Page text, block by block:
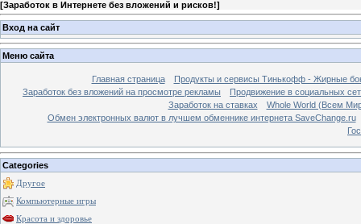
[Заработок в Интернете без вложений и рисков!]
Вход на сайт
Меню сайта
Главная страница
Продукты и сервисы Тинькофф - Жирные
Заработок без вложений на просмотре рекламы
Продвижение в социальных
Заработок на ставках
Whole World (Всем
Обмен электронных валют в лучшем обменнике интернета SaveChange.ru
Categories
Другое
Компьютерные игры
Красота и здоровье